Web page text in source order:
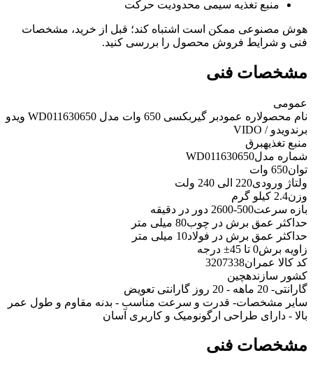
منبع تغذیه سیمی محدودیت حرکت
هوش مصنوعی ممکن است اشتباه کند؛ قبل از خرید، مشخصات
فنی و شرایط فروش محصول را بررسی کنید.
مشخصات فنی
عمومی
نام محصولاره عمودبر گیربکسی 650 وات مدل WD011630650 ویدو
برندویدو / VIDO
منبع تغذیهبرق
شماره مدلWD011630650
توان650 وات
ولتاژ ورودی220 الی 240 ولت
وزن2.4 کیلو گرم
بازه سرعت500-2600 دور در دقیقه
حداکثر عمق برش در چوب80 میلی متر
حداکثر عمق برش در فولاد10 میلی متر
زاویه برش0 تا 45± درجه
کد کالا عمران3207338
کشور سازندهچین
گارانتی- 20 ماهه - 20 روز گارانتی تعویض
سایر مشخصات- قدرت و سرعت مناسب - بدنه مقاوم و طول عمر
بالا - دارای طراحی ارگونومیک و کاربری آسان
مشخصات فنی